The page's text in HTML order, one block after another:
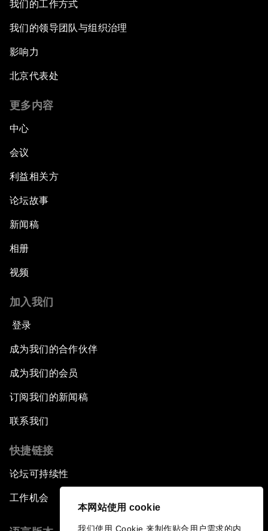
本网站使用 cookie
我们使用 Cookie 来制作贴合用户需求的内
我们的工作方式
我们的领导团队与组织治理
影响力
北京代表处
更多内容
中心
会议
利益相关方
论坛故事
新闻稿
相册
视频
加入我们
登录
成为我们的合作伙伴
成为我们的会员
订阅我们的新闻稿
联系我们
快捷链接
论坛可持续性
工作机会